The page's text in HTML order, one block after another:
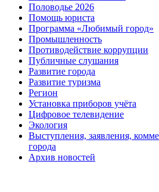
Половодье 2026
Помощь юриста
Программа «Любимый город»
Промышленность
Противодействие коррупции
Публичные слушания
Развитие города
Развитие туризма
Регион
Установка приборов учёта
Цифровое телевидение
Экология
Выступления, заявления,
города
Архив новостей